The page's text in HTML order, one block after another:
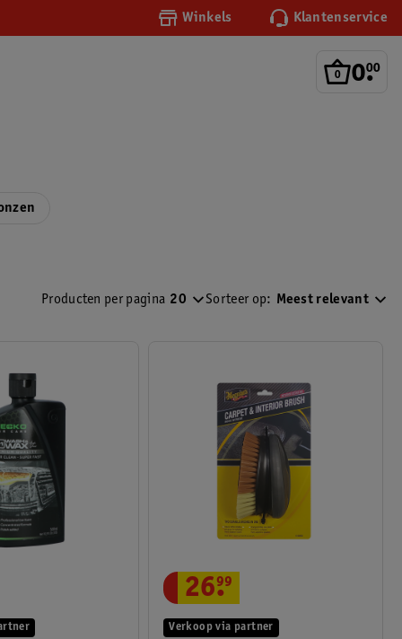
Winkels Klantenservice
0.
00
Producten per pagina 20 Sorteer op: Meest relevant
Verkoop via partner
26.
99